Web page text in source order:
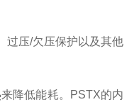
压/欠压保护以及其他
降低能耗。PSTX的内